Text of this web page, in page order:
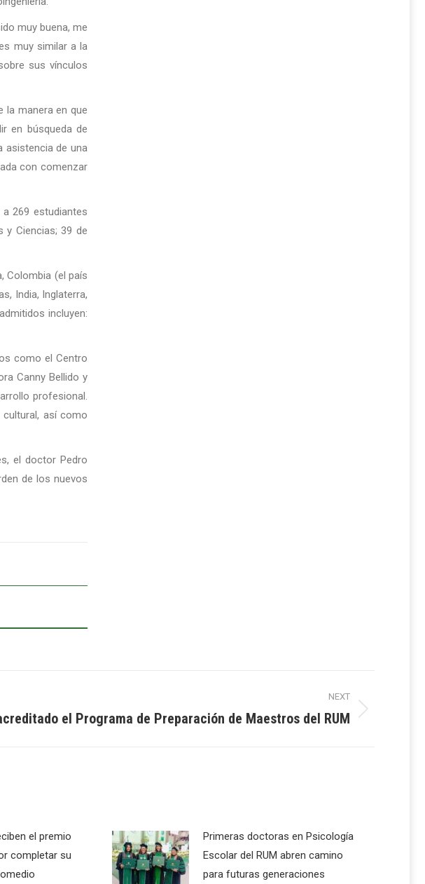
muy buena, me
muy similar a la
sus vínculos
la manera en que
en búsqueda de
asistencia de una
con comenzar
269 estudiantes
y Ciencias; 39 de
Colombia (el país
India, Inglaterra,
incluyen:
como el Centro
Canny Bellido y
profesional.
así como
el doctor Pedro
de los nuevos
NEXT
el Programa de Preparación de Maestros del RUM
el premio
completar su
Primeras doctoras en Psicología
Escolar del RUM abren camino
para futuras generaciones